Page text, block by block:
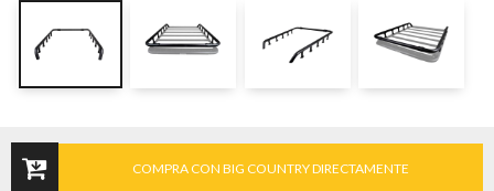
COMPRA CON BIG COUNTRY DIRECTAMENTE